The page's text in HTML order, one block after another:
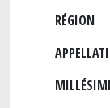
RÉGION